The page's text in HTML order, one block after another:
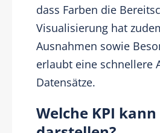
dass Farben die
Visualisierung hat
Ausnahmen sowie
erlaubt eine schnellere
Datensätze.
Welche KPI